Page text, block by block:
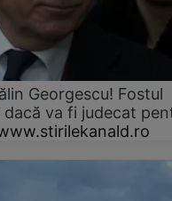
Georgescu! Fostul
va fi judecat